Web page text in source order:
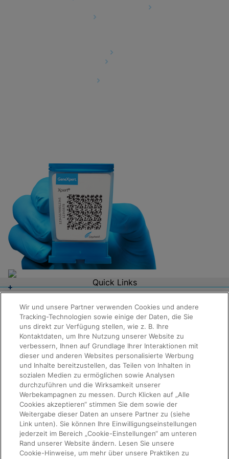
Quick Links
Über uns
Kontaktaufnahme
Packungsbeilagen
Rechtswesen
Datenschutz
Compliance, Richtlinien und Berichte
Nutzungsbedingungen
Erweiterter Ethikkodex
Produktsicherheit
Verkaufsbedingungen
Marken
Cookie-Hinweis
Cepheid Grant & Donation Program
Cookie-Einstellungen
Übereinstimmung
Datenschutzvereinbarung
Partner-Gemeinschaften
Wir und unsere Partner verwenden Cookies und andere
Tracking-Technologien sowie einige der Daten, die Sie
uns direkt zur Verfügung stellen, wie z. B. Ihre
Kontaktdaten, um Ihre Nutzung unserer Website zu
verbessern, Ihnen auf Grundlage Ihrer Interaktionen mit
dieser und anderen Websites personalisierte Werbung
und Inhalte bereitzustellen, das Teilen von Inhalten in
sozialen Medien zu ermöglichen sowie Analysen
durchzuführen und die Wirksamkeit unserer
Werbekampagnen zu messen. Durch Klicken auf „Alle
Cookies akzeptieren“ stimmen Sie dem sowie der
Weitergabe dieser Daten an unsere Partner zu (siehe
Link unten). Sie können Ihre Einwilligungseinstellungen
jederzeit im Bereich „Cookie-Einstellungen“ am unteren
Rand unserer Website ändern. Lesen Sie unsere
Cookie-Hinweise, um mehr über unsere Praktiken zu